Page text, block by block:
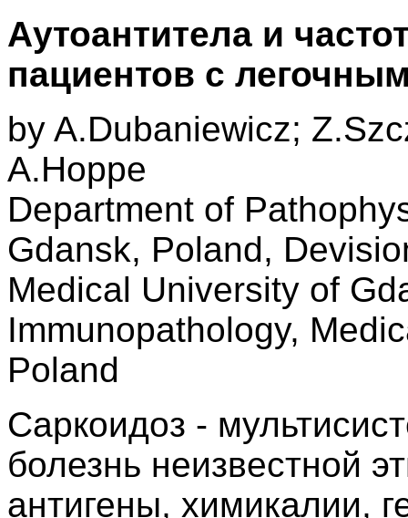
Аутоантитела и
пациентов с
by A.Dubaniewicz;
A.Hoppe
Department of
Gdansk, Poland,
Medical University of
Immunopathology,
Poland
Саркоидоз -
болезнь неизвестной
антигены, химикалии,